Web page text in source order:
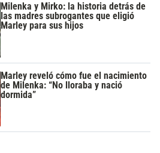
Milenka y Mirko: la historia detrás de
las madres subrogantes que eligió
Marley para sus hijos
Marley reveló cómo fue el nacimiento
de Milenka: “No lloraba y nació
dormida”